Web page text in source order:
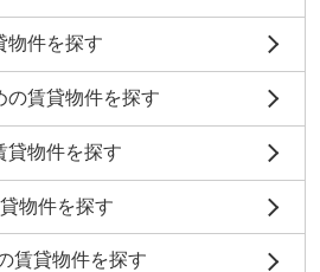
物件を探す
の賃貸物件を探す
貸物件を探す
物件を探す
賃貸物件を探す